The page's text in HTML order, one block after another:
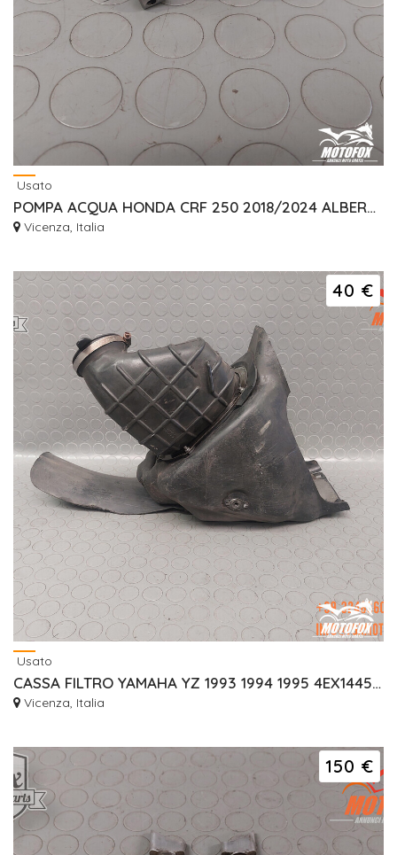
Usato
POMPA ACQUA HONDA CRF 250 2018/2024 ALBERO GIRANTE 19241K95A20 19215K95A20
Vicenza, Italia
40 €
Usato
CASSA FILTRO YAMAHA YZ 1993 1994 1995 4EX1445302
Vicenza, Italia
150 €